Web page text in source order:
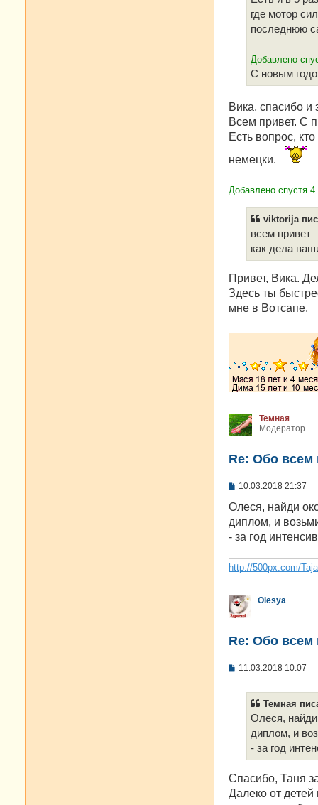
где мотор
последнюю
Добавлено
С новым
Вика, спасибо и
Всем привет. С
Есть вопрос,
немецки.
Добавлено спустя
viktorija
всем привет
как дела
Привет, Вика.
Здесь ты
мне в Вотсапе.
Темная
Модератор
Re: Oбо всем
С
о
щ
е
е
10.03.2018 21:37
Олеся, найди
диплом, и
- за год
http://500px.com/
Olesya
Re: Oбо всем
С11.03.2018 10:07
Темная
Олеся,
диплом, и
- за год
Спасибо, Таня
Далеко от